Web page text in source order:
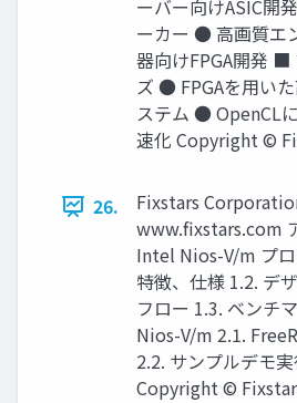
ーバー向けASIC開
ーカー ● 高画質エ
器向けFPGA開発 ■
ズ ● FPGAを用い
ステム ● OpenCL
速化 Copyright ©
26.
Fixstars
www.ﬁxstars.com
Intel Nios-V/m プ
特徴、仕様 1.2. デ
フロー 1.3. ベンチ
Nios-V/m 2.1.
2.2. サンプルデモ
Copyright ©